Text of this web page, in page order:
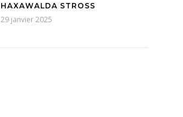
HAXAWALDA STROSS
29 janvier 2025